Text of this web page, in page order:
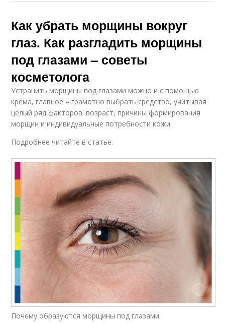
Как убрать морщины вокруг
глаз. Как разгладить морщины
под глазами – советы
косметолога
Устранить морщины под глазами можно и с помощью
крема, главное – грамотно выбрать средство, учитывая
целый ряд факторов: возраст, причины формирования
морщин и индивидуальные потребности кожи.
Подробнее читайте в статье.
Почему образуются морщины под глазами